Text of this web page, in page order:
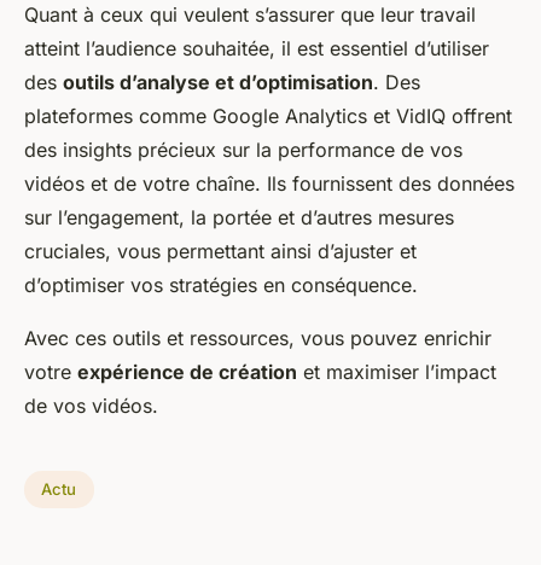
Quant à ceux qui veulent s’assurer que leur travail
atteint l’audience souhaitée, il est essentiel d’utiliser
des outils d’analyse et d’optimisation. Des
plateformes comme Google Analytics et VidIQ offrent
des insights précieux sur la performance de vos
vidéos et de votre chaîne. Ils fournissent des données
sur l’engagement, la portée et d’autres mesures
cruciales, vous permettant ainsi d’ajuster et
d’optimiser vos stratégies en conséquence.
Avec ces outils et ressources, vous pouvez enrichir
votre expérience de création et maximiser l’impact
de vos vidéos.
Actu